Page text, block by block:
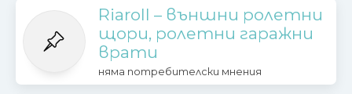
Riaroll – външни ролетни
щори, ролетни гаражни
врати
няма потребителски мнения